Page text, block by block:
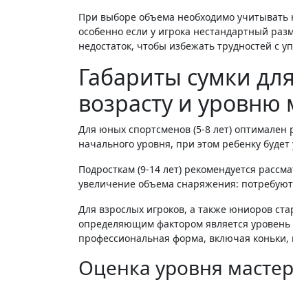
При выборе объема необходимо учитывать
особенно если у игрока нестандартный
недостаток, чтобы избежать трудностей с
Габариты сумки
возрасту и уровню
Для юных спортсменов (5-8 лет)
начального уровня, при этом ребенку
Подросткам (9-14 лет) рекомендуется
увеличение объема снаряжения:
Для взрослых игроков, а также юниоров
определяющим фактором является уровень
профессиональная форма, включая
Оценка уровня